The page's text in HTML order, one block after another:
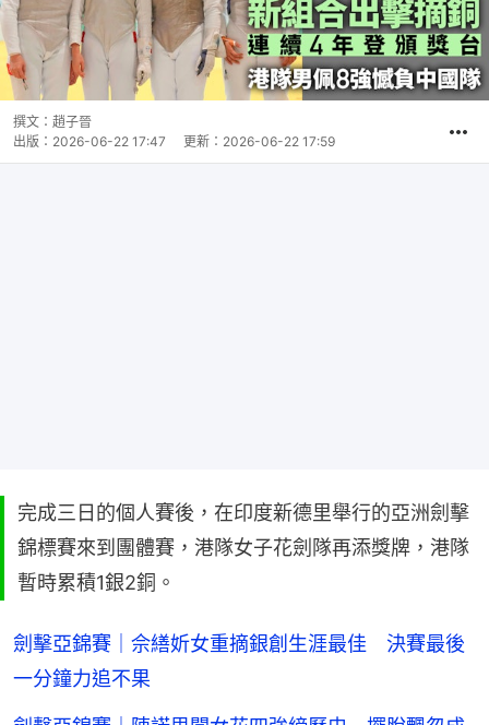
撰文： 趙子晉
出版： 2026-06-22 17:47 更新： 2026-06-22 17:59
完成三日的個人賽後，在印度新德里舉行的亞洲劍擊
錦標賽來到團體賽，港隊女子花劍隊再添獎牌，港隊
暫時累積1銀2銅。
劍擊亞錦賽｜佘繕妡女重摘銀創生涯最佳 決賽最後
一分鐘力追不果